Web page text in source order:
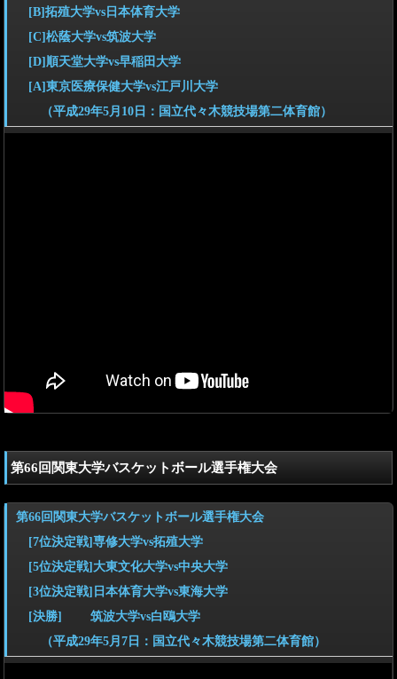
[B]拓殖大学vs日本体育大学
[C]松蔭大学vs筑波大学
[D]順天堂大学vs早稲田大学
[A]東京医療保健大学vs江戸川大学
（平成29年5月10日：国立代々木競技場第二体育館）
第66回関東大学バスケットボール選手権大会
第66回関東大学バスケットボール選手権大会
[7位決定戦]専修大学vs拓殖大学
[5位決定戦]大東文化大学vs中央大学
[3位決定戦]日本体育大学vs東海大学
[決勝] 筑波大学vs白鴎大学
（平成29年5月7日：国立代々木競技場第二体育館）